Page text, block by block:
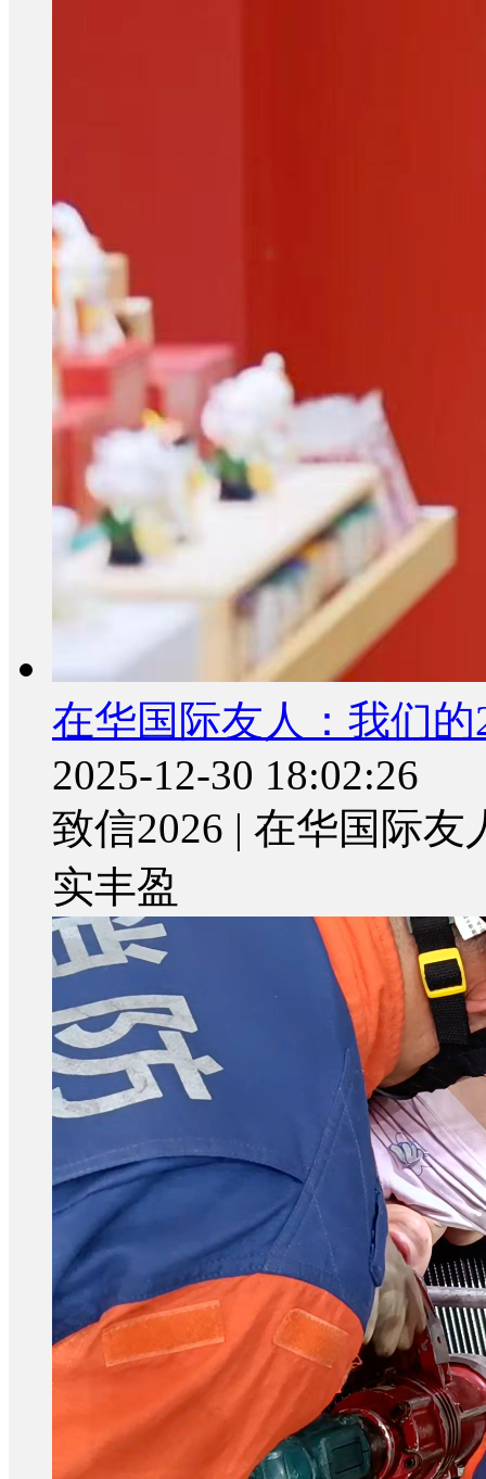
在华国际友人：我们
2025-12-30 18:02:26
致信2026 | 在华国际
实丰盈